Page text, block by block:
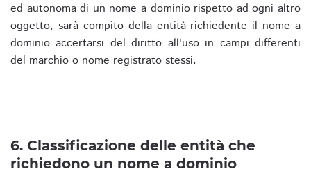
ed autonoma di un nome a dominio rispetto ad ogni altro
oggetto, sarà compito della entità richiedente il nome a
dominio accertarsi del diritto all'uso in campi differenti
del marchio o nome registrato stessi.
6. Classificazione delle entità che
richiedono un nome a dominio